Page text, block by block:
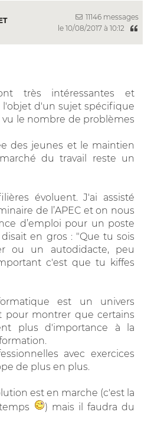
11146 messages
le 10/08/2017 à 10:12
très intéressantes et
d'un sujet spécifique
le nombre de problèmes
des jeunes et le maintien
du travail reste un
évoluent. J'ai assisté
de l’APEC et on nous
d’emploi pour un poste
en gros : "Que tu sois
ou un autodidacte, peu
c'est que tu kiffes
est un univers
pour montrer que certains
plus d'importance à la
avec exercices
de plus en plus.
est en marche (c'est la
) mais il faudra du